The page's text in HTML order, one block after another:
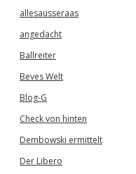
allesausseraas
angedacht
Ballreiter
Beves Welt
Blog-G
Check von hinten
Dembowski ermittelt
Der Libero